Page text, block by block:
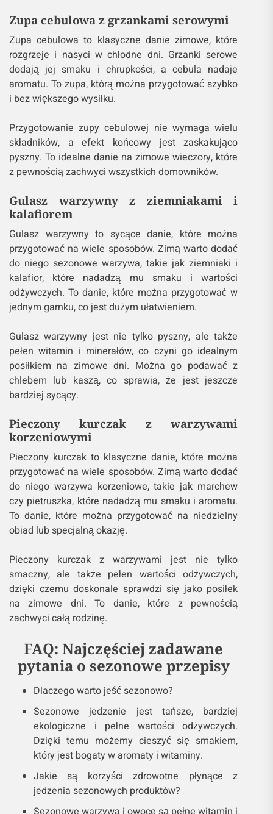
Zupa cebulowa z grzankami serowymi
Zupa cebulowa to klasyczne danie zimowe, które
rozgrzeje i nasyci w chłodne dni. Grzanki serowe
dodają jej smaku i chrupkości, a cebula nadaje
aromatu. To zupa, którą można przygotować szybko
i bez większego wysiłku.
Przygotowanie zupy cebulowej nie wymaga wielu
składników, a efekt końcowy jest zaskakująco
pyszny. To idealne danie na zimowe wieczory, które
z pewnością zachwyci wszystkich domowników.
Gulasz warzywny z ziemniakami i
kalafiorem
Gulasz warzywny to sycące danie, które można
przygotować na wiele sposobów. Zimą warto dodać
do niego sezonowe warzywa, takie jak ziemniaki i
kalafior, które nadadzą mu smaku i wartości
odżywczych. To danie, które można przygotować w
jednym garnku, co jest dużym ułatwieniem.
Gulasz warzywny jest nie tylko pyszny, ale także
pełen witamin i minerałów, co czyni go idealnym
posiłkiem na zimowe dni. Można go podawać z
chlebem lub kaszą, co sprawia, że jest jeszcze
bardziej sycący.
Pieczony kurczak z warzywami
korzeniowymi
Pieczony kurczak to klasyczne danie, które można
przygotować na wiele sposobów. Zimą warto dodać
do niego warzywa korzeniowe, takie jak marchew
czy pietruszka, które nadadzą mu smaku i aromatu.
To danie, które można przygotować na niedzielny
obiad lub specjalną okazję.
Pieczony kurczak z warzywami jest nie tylko
smaczny, ale także pełen wartości odżywczych,
dzięki czemu doskonale sprawdzi się jako posiłek
na zimowe dni. To danie, które z pewnością
zachwyci całą rodzinę.
FAQ: Najczęściej zadawane
pytania o sezonowe przepisy
Dlaczego warto jeść sezonowo?
Sezonowe jedzenie jest tańsze, bardziej
ekologiczne i pełne wartości odżywczych.
Dzięki temu możemy cieszyć się smakiem,
który jest bogaty w aromaty i witaminy.
Jakie są korzyści zdrowotne płynące z
jedzenia sezonowych produktów?